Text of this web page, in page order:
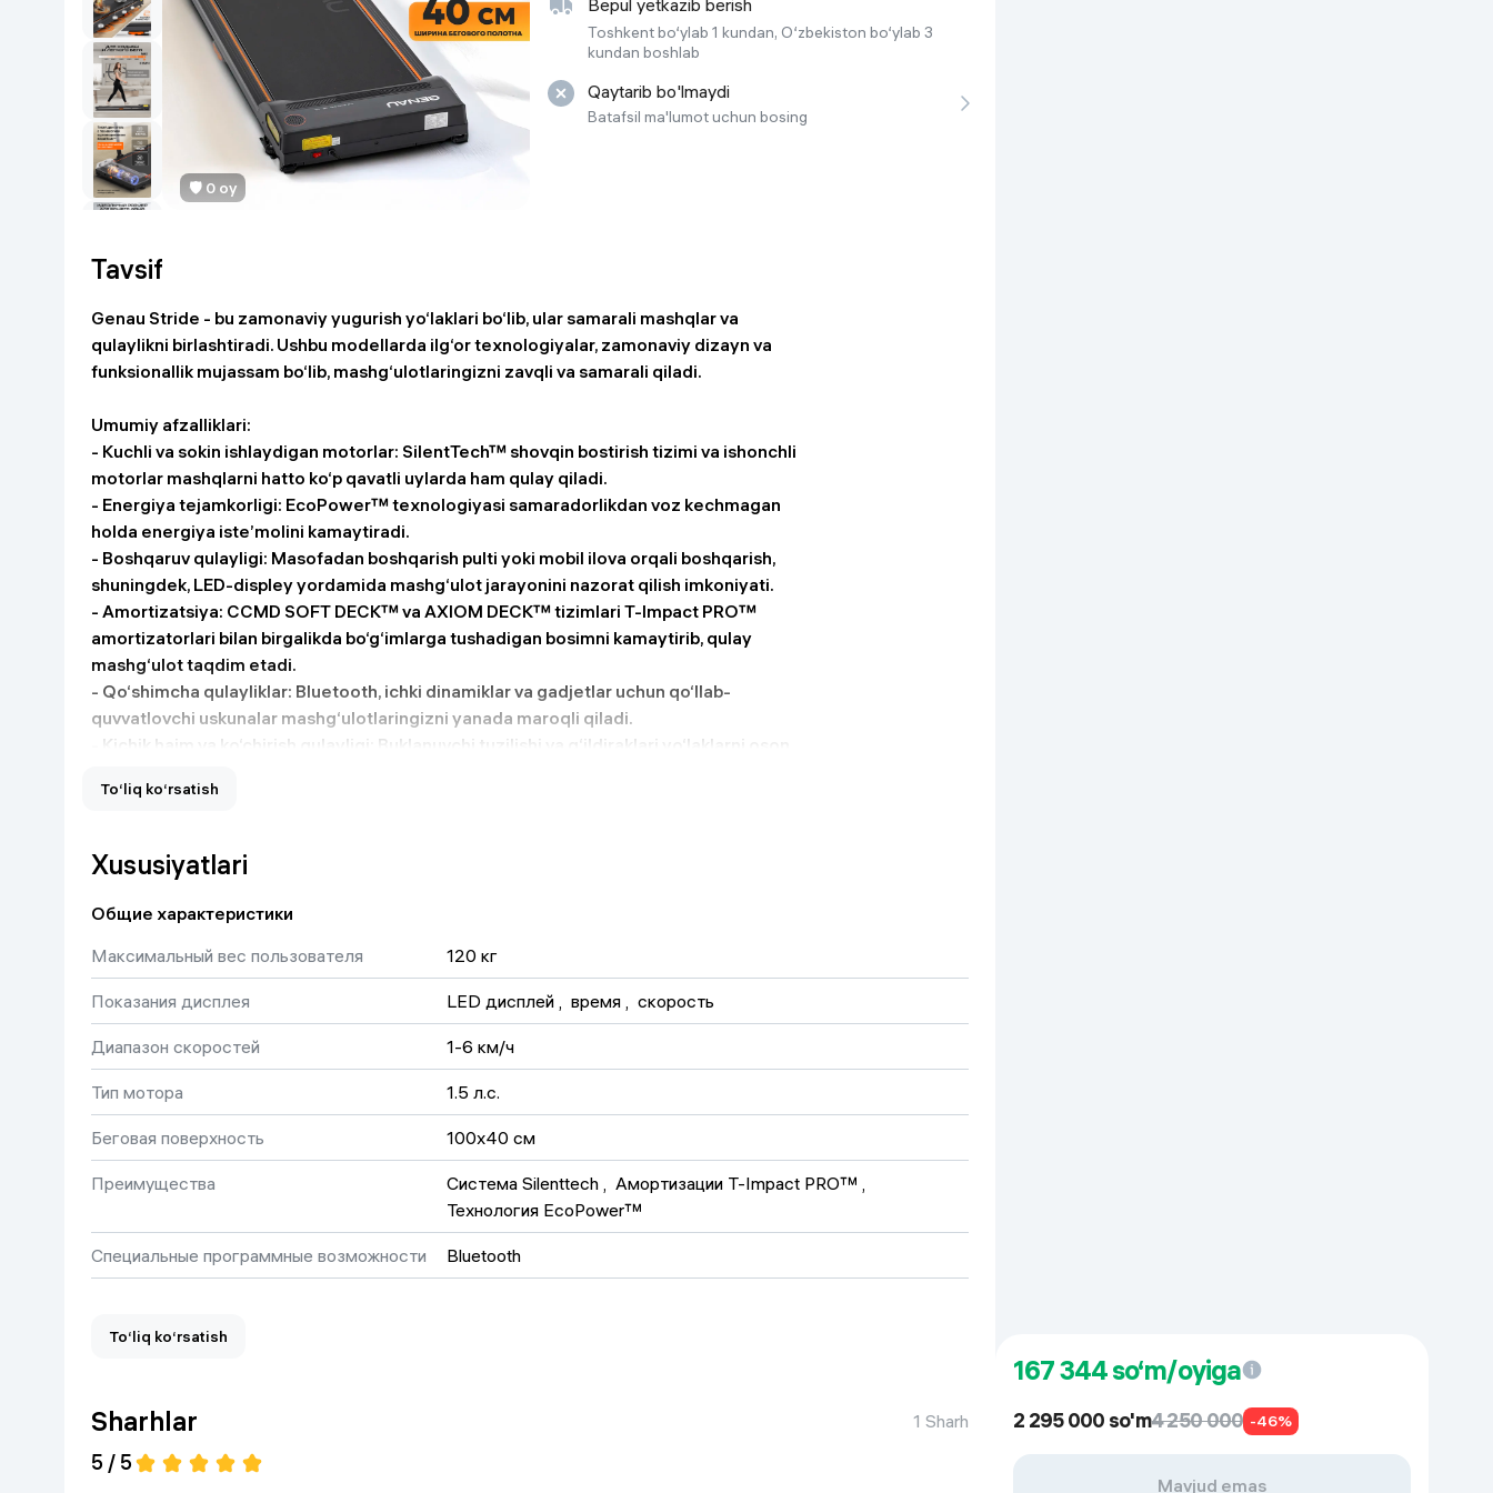
Go‘zallik va parvarish
Aqlli uy
O'yin uchun texnika
Sport tovarlari
Qurilish va ta'mirlash
Uy uchun tovarlar
Uy va bog‘
Kanselyariya
Maishiy kimyo
Kitoblar
Virtual haqiqat ko'zoynaklari
Aqlli ko‘zoynaklar
🛡 0 oy
Bepul yetkazib berish
Toshkent bo‘ylab 1 kundan, O‘zbekiston bo‘ylab 3
kundan boshlab
Qaytarib bo'lmaydi
Batafsil ma'lumot uchun bosing
Tavsif
Genau Stride - bu zamonaviy yugurish yo‘laklari bo‘lib, ular samarali mashqlar va
qulaylikni birlashtiradi. Ushbu modellarda ilg‘or texnologiyalar, zamonaviy dizayn va
funksionallik mujassam bo‘lib, mashg‘ulotlaringizni zavqli va samarali qiladi.
Umumiy afzalliklari:
- Kuchli va sokin ishlaydigan motorlar: SilentTech™ shovqin bostirish tizimi va ishonchli
motorlar mashqlarni hatto ko‘p qavatli uylarda ham qulay qiladi.
- Energiya tejamkorligi: EcoPower™ texnologiyasi samaradorlikdan voz kechmagan
holda energiya iste’molini kamaytiradi.
- Boshqaruv qulayligi: Masofadan boshqarish pulti yoki mobil ilova orqali boshqarish,
shuningdek, LED-displey yordamida mashg‘ulot jarayonini nazorat qilish imkoniyati.
- Amortizatsiya: CCMD SOFT DECK™ va AXIOM DECK™ tizimlari T-Impact PRO™
amortizatorlari bilan birgalikda bo‘g‘imlarga tushadigan bosimni kamaytirib, qulay
mashg‘ulot taqdim etadi.
- Qo‘shimcha qulayliklar: Bluetooth, ichki dinamiklar va gadjetlar uchun qo‘llab-
quvvatlovchi uskunalar mashg‘ulotlaringizni yanada maroqli qiladi.
Kichik hajm va ko‘chirish qulayligi:
Buklanuvchi tuzilishi va g‘ildiraklari yo‘laklarni oson
- Yengil va o‘rtacha mashg‘ulotlar uchun soatiga 6 km tezlik.
ta’minlaydi.
- Kichik o‘lchamlar va nafis dizayn kichik xonalar uchun ideal.
To‘liq ko‘rsatish
Xususiyatlari
Общие характеристики
Максимальный вес пользователя
120 кг
Показания дисплея LED дисплей время скорость
Диапазон скоростей 1-6 км/ч
Тип мотора 1.5 л.с.
Беговая поверхность 100х40 см
Преимущества Система Silenttech Амортизации T-Impact PRO™
Технология EcoPower™
Специальные программные возможности Bluetooth
To‘liq ko‘rsatish
Sharhlar 1 Sharh
5 / 5
167 344so‘m/oyiga
2 295 000 so'm4 250 000 -46%
Mavjud emas